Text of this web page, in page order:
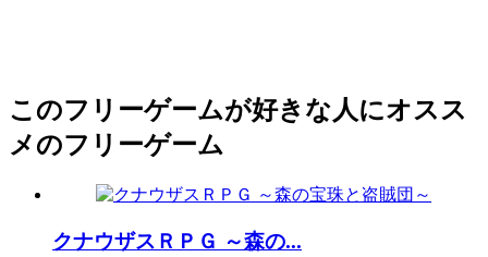
このフリーゲームが好きな人にオスス
メのフリーゲーム
クナウザスＲＰＧ ～森の...